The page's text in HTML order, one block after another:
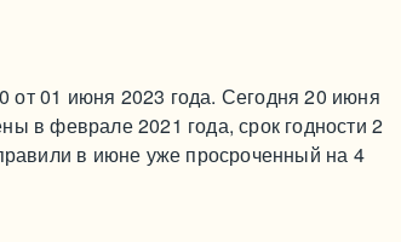
01 июня 2023 года. Сегодня 20 июня
в феврале 2021 года, срок годности 2
в июне уже просроченный на 4